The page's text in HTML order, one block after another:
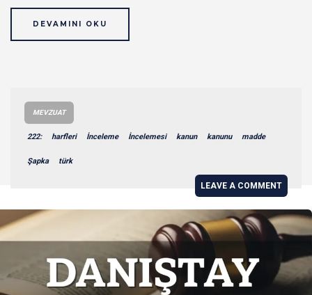
DEVAMINI OKU
MEVZUAT
222: harfleri İnceleme İncelemesi kanun kanunu madde
Şapka türk
LEAVE A COMMENT